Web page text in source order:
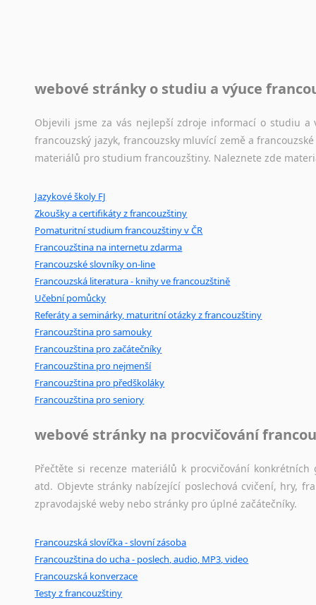
Jazykové korpusy
korpusů, jež umožňují třeba vyhledávání slov a slovních
původního zdroje textu.
Mix pomůcek, jež
poradny a pravidla pravopisu nebo
webové stránky o studiu a výuce
Objevili jsme za vás nejlepší zdroje informací o studiu a
francouzský jazyk, francouzsky mluvící země a
materiálů pro studium francouzštiny. Naleznete zde
Jazykové školy FJ
Zkoušky a certifikáty z francouzštiny
Pomaturitní studium francouzštiny v ČR
Francouzština na internetu zdarma
Francouzské slovníky on-line
Francouzská literatura - knihy ve francouzštině
Učební pomůcky
Referáty a seminárky, maturitní otázky z francouzštiny
Francouzština pro samouky
Francouzština pro začátečníky
Francouzština pro nejmenší
Francouzština pro předškoláky
Francouzština pro seniory
webové stránky na procvičování
Přečtěte si recenze materiálů k procvičování
atd. Objevte stránky nabízející poslechová cvičení, hry,
zpravodajské weby nebo stránky pro úplné začátečníky.
Francouzská slovíčka - slovní zásoba
Francouzština do ucha - poslech, audio, MP3, video
Francouzská konverzace
Testy z francouzštiny